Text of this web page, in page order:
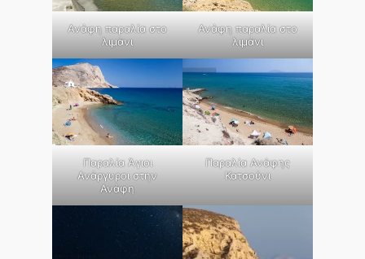
Ανάφη παραλία στο
λιμάνι
Ανάφη παραλία στο
λιμάνι
Παραλία Άγιοι
Ανάργυροι στην
Ανάφη
Παραλία Ανάφης
Κατσούνι